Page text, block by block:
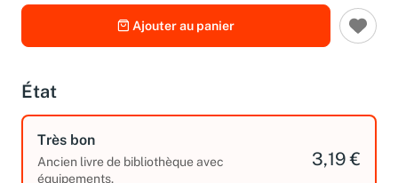
Ajouter au panier
État
Très bon
Ancien livre de bibliothèque avec
3,19 €